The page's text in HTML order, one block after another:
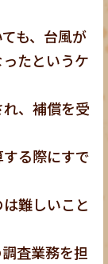
も、台風が
たというケ
、補償を受
る際にすで
難しいこと
査業務を担